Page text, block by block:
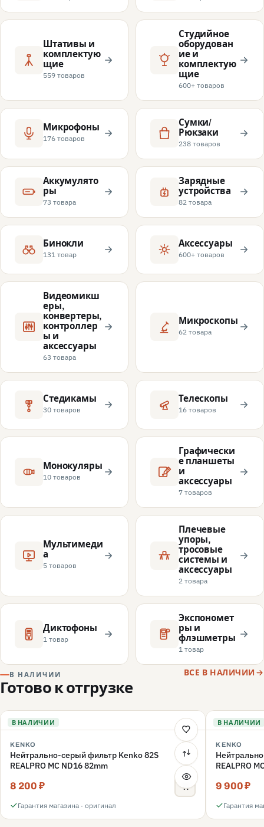
Штативы и
комплектую
щие
559 товаров
Студийное
оборудован
ие и
комплектую
щие
600+ товаров
Микрофоны
176 товаров
Сумки/
Рюкзаки
238 товаров
Аккумулято
ры
73 товара
Зарядные
устройства
82 товара
Бинокли
131 товар
Аксессуары
600+ товаров
Видеомикш
еры,
конвертеры,
контроллер
ы и
аксессуары
63 товара
Микроскопы
62 товара
Стедикамы
30 товаров
Телескопы
16 товаров
Монокуляры
10 товаров
Графически
е планшеты
и
аксессуары
7 товаров
Мультимеди
а
5 товаров
Плечевые
упоры,
тросовые
системы и
аксессуары
2 товара
Диктофоны
1 товар
Экспономет
ры и
флэшметры
1 товар
В НАЛИЧИИ
Готово к отгрузке
ВСЕ В НАЛИЧИИ
В НАЛИЧИИ
KENKO
Нейтрально-серый фильтр Kenko 82S
REALPRO MC ND16 82mm
8 200 ₽
Гарантия магазина · оригинал
В НАЛИЧИИ
KENKO
REALPRO
9 900 ₽
Гарантия